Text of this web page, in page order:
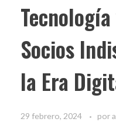
Socios
la Era
29 febrero, 2024 por